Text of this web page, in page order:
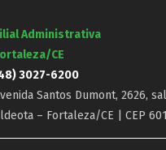
Administrativa
CE
3027-6200
Santos Dumont, 2626,
– Fortaleza/CE | CEP